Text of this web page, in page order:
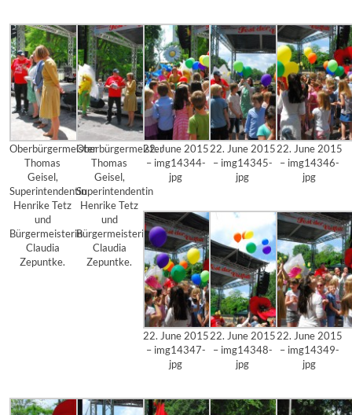
Oberbürgermeister
Thomas
Geisel,
Superintendentin
Henrike Tetz
und
Bürgermeisterin
Claudia
Zepuntke.
Oberbürgermeister
Thomas
Geisel,
Superintendentin
Henrike Tetz
und
Bürgermeisterin
Claudia
Zepuntke.
22. June 2015
– img14344-
jpg
22. June 2015
– img14345-
jpg
22. June 2015
– img14346-
jpg
22. June 2015
– img14347-
jpg
22. June 2015
– img14348-
jpg
22. June 2015
– img14349-
jpg